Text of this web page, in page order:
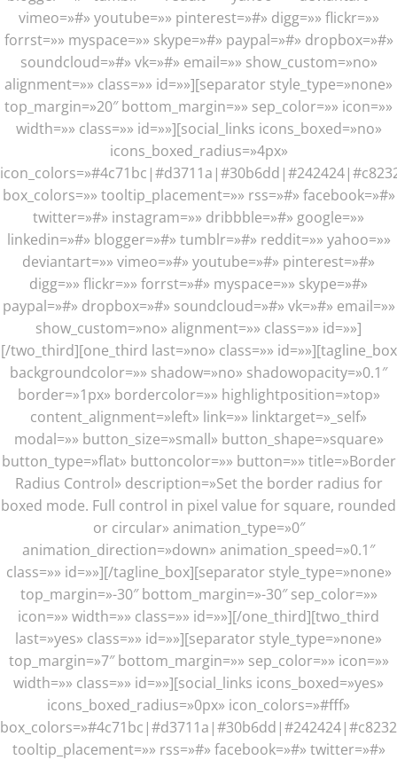
vimeo=»#» youtube=»» pinterest=»#» digg=»» flickr=»»
forrst=»» myspace=»» skype=»#» paypal=»#» dropbox=»#»
soundcloud=»#» vk=»#» email=»» show_custom=»no»
alignment=»» class=»» id=»»][separator style_type=»none»
top_margin=»20″ bottom_margin=»» sep_color=»» icon=»»
width=»» class=»» id=»»][social_links icons_boxed=»no»
icons_boxed_radius=»4px»
box_colors=»» tooltip_placement=»» rss=»#» facebook=»#»
twitter=»#» instagram=»» dribbble=»#» google=»»
linkedin=»#» blogger=»#» tumblr=»#» reddit=»» yahoo=»»
deviantart=»» vimeo=»#» youtube=»#» pinterest=»#»
digg=»» flickr=»» forrst=»#» myspace=»» skype=»#»
paypal=»#» dropbox=»#» soundcloud=»#» vk=»#» email=»»
show_custom=»no» alignment=»» class=»» id=»»]
[/two_third][one_third last=»no» class=»» id=»»][tagline_box
backgroundcolor=»» shadow=»no» shadowopacity=»0.1″
border=»1px» bordercolor=»» highlightposition=»top»
content_alignment=»left» link=»» linktarget=»_self»
modal=»» button_size=»small» button_shape=»square»
button_type=»flat» buttoncolor=»» button=»» title=»Border
Radius Control» description=»Set the border radius for
boxed mode. Full control in pixel value for square, rounded
or circular» animation_type=»0″
animation_direction=»down» animation_speed=»0.1″
class=»» id=»»][/tagline_box][separator style_type=»none»
top_margin=»-30″ bottom_margin=»-30″ sep_color=»»
icon=»» width=»» class=»» id=»»][/one_third][two_third
last=»yes» class=»» id=»»][separator style_type=»none»
top_margin=»7″ bottom_margin=»» sep_color=»» icon=»»
width=»» class=»» id=»»][social_links icons_boxed=»yes»
icons_boxed_radius=»0px» icon_colors=»#fff»
tooltip_placement=»» rss=»#» facebook=»#» twitter=»#»